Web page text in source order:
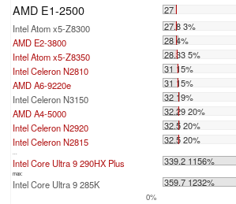
AMD E1-2500
27
Intel Atom x5-Z8300
27.8 3%
AMD E2-3800
28 4%
Intel Atom x5-Z8350
28.33 5%
Intel Celeron N2810
31 15%
AMD A6-9220e
31 15%
Intel Celeron N3150
32 19%
AMD A4-5000
32.29 20%
Intel Celeron N2920
32.5 20%
Intel Celeron N2815
32.5 20%
...
Intel Core Ultra 9 290HX Plus 339.2 1156%
max:
Intel Core Ultra 9 285K 359.7 1232%
0%